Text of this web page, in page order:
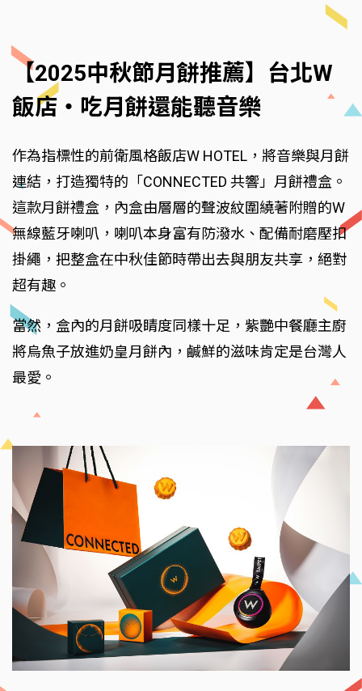
【2025中秋節月餅推薦】台北W
飯店‧吃月餅還能聽音樂
作為指標性的前衛風格飯店W HOTEL，將音樂與月餅
連結，打造獨特的「CONNECTED 共響」月餅禮盒。
這款月餅禮盒，內盒由層層的聲波紋圍繞著附贈的W
無線藍牙喇叭，喇叭本身富有防潑水、配備耐磨壓扣
掛繩，把整盒在中秋佳節時帶出去與朋友共享，絕對
超有趣。
當然，盒內的月餅吸睛度同樣十足，紫艷中餐廳主廚
將烏魚子放進奶皇月餅內，鹹鮮的滋味肯定是台灣人
最愛。